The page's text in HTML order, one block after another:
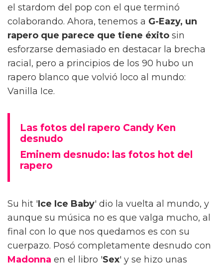
el stardom del pop con el que terminó
colaborando. Ahora, tenemos a G-Eazy, un
rapero que parece que tiene éxito sin
esforzarse demasiado en destacar la brecha
racial, pero a principios de los 90 hubo un
rapero blanco que volvió loco al mundo:
Vanilla Ice.
Las fotos del rapero Candy Ken
desnudo
Eminem desnudo: las fotos hot del
rapero
Su hit 'Ice Ice Baby' dio la vuelta al mundo, y
aunque su música no es que valga mucho, al
final con lo que nos quedamos es con su
cuerpazo. Posó completamente desnudo con
Madonna en el libro 'Sex' y se hizo unas